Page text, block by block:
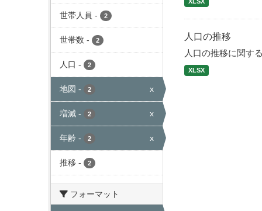
世帯人員 - 2
世帯数 - 2
人口 - 2
地図 - 2 x
増減 - 2 x
年齢 - 2 x
推移 - 2
フォーマット
人口の推移
人口の推移に関す
XLSX